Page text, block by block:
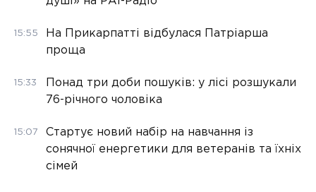
15:55
На Прикарпатті відбулася Патріарша
проща
15:33
Понад три доби пошуків: у лісі розшукали
76-річного чоловіка
15:07
Стартує новий набір на навчання із
сонячної енергетики для ветеранів та їхніх
сімей